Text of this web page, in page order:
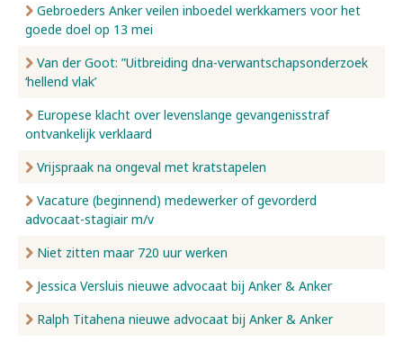
Gebroeders Anker veilen inboedel werkkamers voor het
goede doel op 13 mei
Van der Goot: ”Uitbreiding dna-verwantschapsonderzoek
‘hellend vlak’
Europese klacht over levenslange gevangenisstraf
ontvankelijk verklaard
Vrijspraak na ongeval met kratstapelen
Vacature (beginnend) medewerker of gevorderd
advocaat-stagiair m/v
Niet zitten maar 720 uur werken
Jessica Versluis nieuwe advocaat bij Anker & Anker
Ralph Titahena nieuwe advocaat bij Anker & Anker